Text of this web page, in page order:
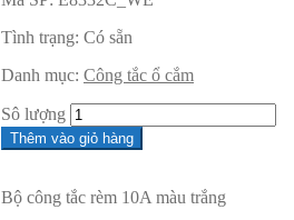
Tình trạng: Có sẵn
Danh mục: Công tắc ổ cắm
Sô lượng
Thêm vào giỏ hàng
Bộ công tắc rèm 10A màu trắng